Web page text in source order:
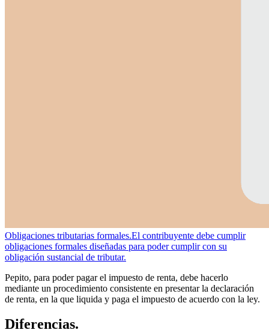
Obligaciones tributarias formales.El contribuyente debe cumplir
obligaciones formales diseñadas para poder cumplir con su
obligación sustancial de tributar.
Pepito, para poder pagar el impuesto de renta, debe hacerlo
mediante un procedimiento consistente en presentar la declaración
de renta, en la que liquida y paga el impuesto de acuerdo con la ley.
Diferencias.